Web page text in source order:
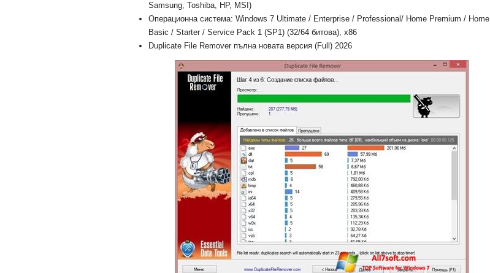
Samsung, Toshiba, HP, MSI)
Операционна система: Windows 7 Ultimate / Enterprise / Professional/ Home Premium / Home
Basic / Starter / Service Pack 1 (SP1) (32/64 битова), x86
Duplicate File Remover пълна новата версия (Full) 2026